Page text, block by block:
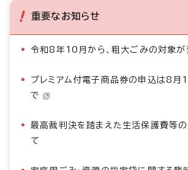
重要なお知らせ
令和8年10月から、粗大ごみの対象が
プレミアム付電子商品券の申込は8月
で
最高裁判決を踏まえた生活保護費等
て